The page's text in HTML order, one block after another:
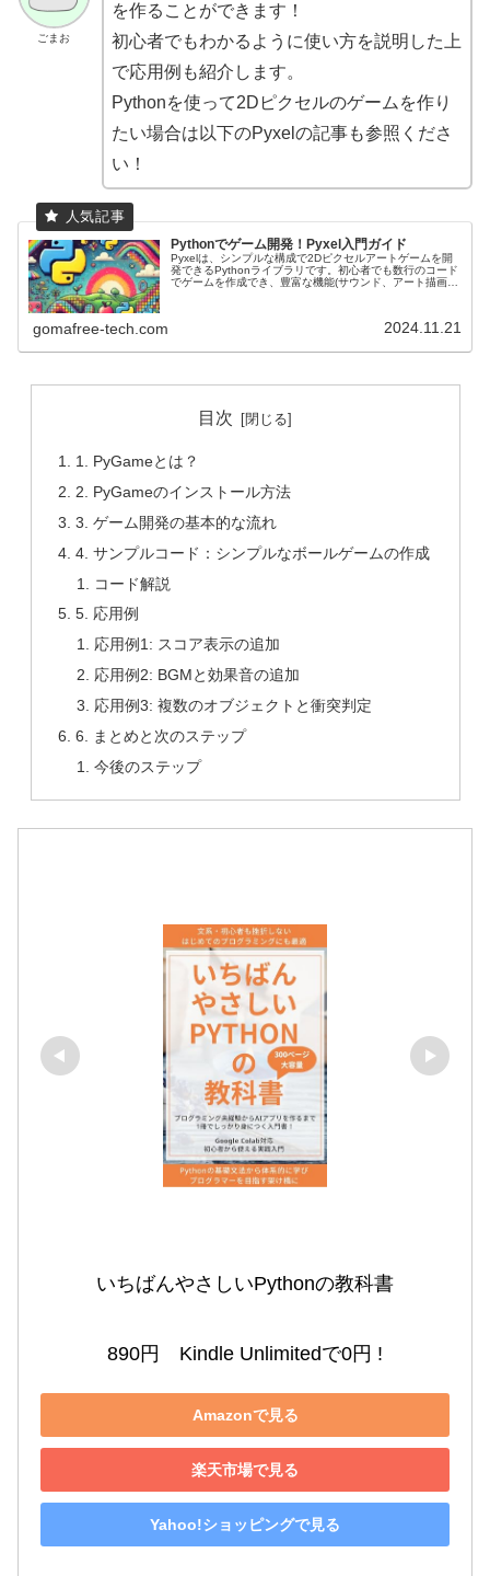
ごまお
を作ることができます！
初心者でもわかるように使い方を説明した上
で応用例も紹介します。
Pythonを使って2Dピクセルのゲームを作り
たい場合は以下のPyxelの記事も参照くださ
い！
Pythonでゲーム開発！Pyxel入門ガイド
Pyxelは、シンプルな構成で2Dピクセルアートゲームを開
発できるPythonライブラリです。初心者でも数行のコード
でゲームを作成でき、豊富な機能(サウンド、アート描画、
gomafree-tech.com 2024.11.21
目次
1. PyGameとは？
2. PyGameのインストール方法
3. ゲーム開発の基本的な流れ
4. サンプルコード：シンプルなボールゲームの作成
コード解説
5. 応用例
応用例1: スコア表示の追加
応用例2: BGMと効果音の追加
応用例3: 複数のオブジェクトと衝突判定
6. まとめと次のステップ
今後のステップ
いちばんやさしいPythonの教科書
890円　Kindle Unlimitedで0円 !
Amazonで見る
楽天市場で見る
Yahoo!ショッピングで見る